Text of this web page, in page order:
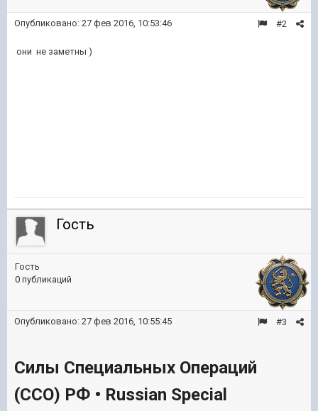
#2
Опубликовано: 27 фев 2016, 10:53:46
они не заметны )
Гость
Гость
0 публикаций
#3
Опубликовано: 27 фев 2016, 10:55:45
Силы Специальных Операций
(ССО) РФ • Russian Special